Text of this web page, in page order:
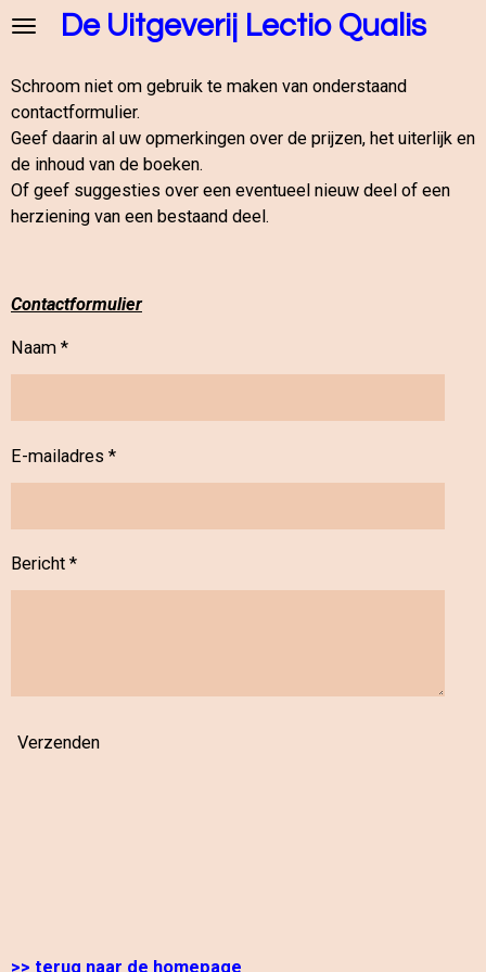
Ga
naar
hoofdinhoud
De Uitgeverij Lectio Qualis
Schroom niet om gebruik te maken van onderstaand
contactformulier.
Geef daarin al uw opmerkingen over de prijzen, het uiterlijk en
de inhoud van de boeken.
Of geef suggesties over een eventueel nieuw deel of een
herziening van een bestaand deel.
Contactformulier
Naam *
E-mailadres *
Bericht *
Verzenden
>> terug naar de homepage